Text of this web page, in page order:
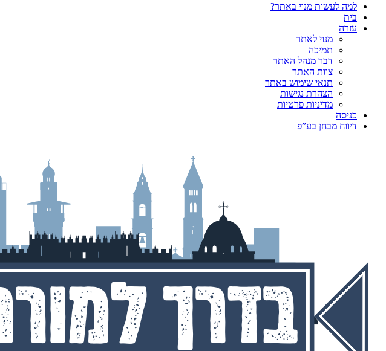
למה לעשות מנוי באתר?
בית
עזרה
מנוי לאתר
תמיכה
דבר מנהל האתר
צוות האתר
תנאי שימוש באתר
הצהרת נגישות
מדיניות פרטיות
כניסה
דיווח מבחן בע”פ